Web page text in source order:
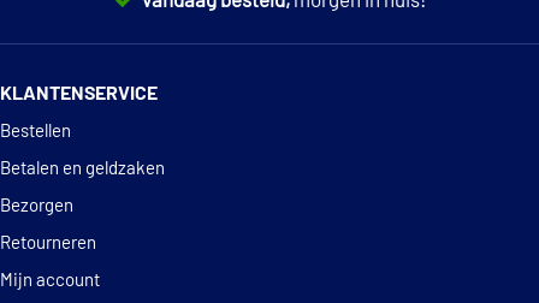
KLANTENSERVICE
Bestellen
Betalen en geldzaken
Bezorgen
Retourneren
Mijn account